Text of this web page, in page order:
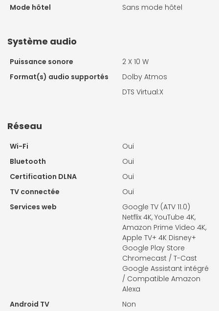
Mode hôtel
Sans mode hôtel
Système audio
Puissance sonore 2 X 10 W
Format(s) audio supportés
Dolby Atmos
DTS Virtual:X
Réseau
Wi-Fi
Oui
Bluetooth
Oui
Certification DLNA
Oui
TV connectée
Oui
Services web
Google TV (ATV 11.0)
Netflix 4K, YouTube 4K,
Amazon Prime Video 4K,
Apple TV+ 4K Disney+
Google Play Store
Chromecast / T-Cast
Google Assistant intégré
/ Compatible Amazon
Alexa
Android TV
Non